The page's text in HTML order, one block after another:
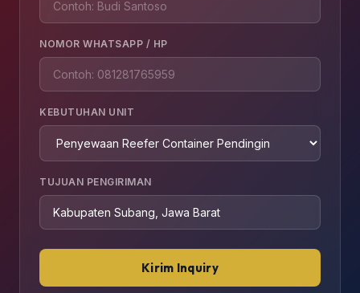
NOMOR WHATSAPP / HP
KEBUTUHAN UNIT
TUJUAN PENGIRIMAN
Kirim Inquiry